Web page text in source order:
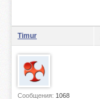
Timur
Сообщения: 1068